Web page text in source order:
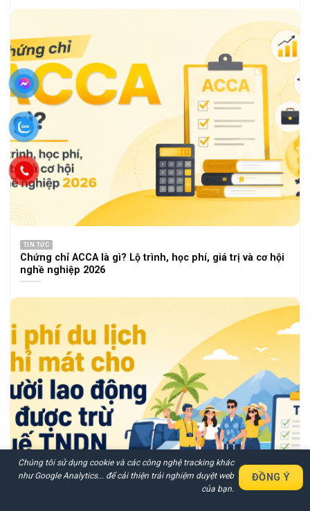
TIN TỨC
Chứng chỉ ACCA là gì? Lộ trình, học phí, giá trị và cơ hội
nghề nghiệp 2026
Nhận Báo Giá Nhanh Chi Tiết
Chúng tôi sử dụng cookie và các công nghệ tracking khác
như Google Analytics... để cải thiện trải nghiệm duyệt web
của bạn.
ĐỒNG Ý